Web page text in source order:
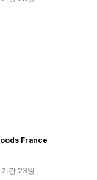
France
간 23일